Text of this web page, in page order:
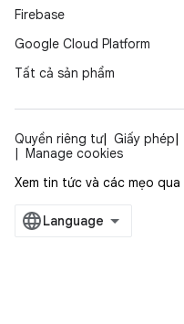
Firebase
Google Cloud Platform
Tất cả sản phẩm
Quyền riêng tư Giấy phép
Manage cookies
Xem tin tức và các mẹo qua